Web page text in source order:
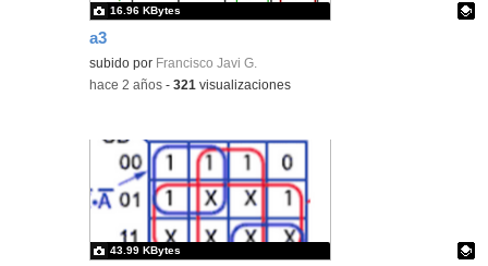
a3
Contenido educativo.
subido por Francisco Javi G.
16.96 KBytes
-hace 2 años -321 visualizaciones
43.99 KBytes